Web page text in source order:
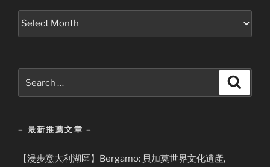
for:
– 最新推薦文章 –
【漫步意大利湖區】Bergamo: 貝加莫世界文化遺產,